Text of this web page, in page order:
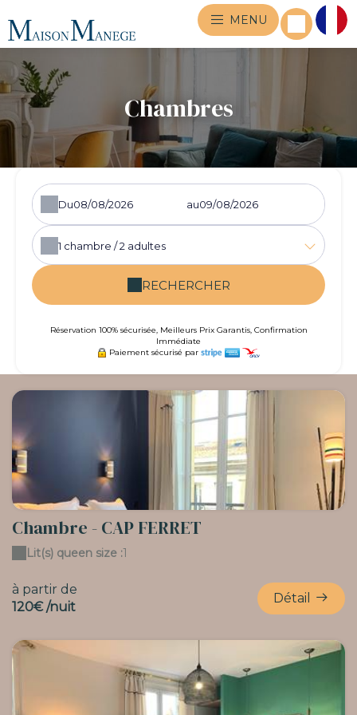
MENU
Chambres
Du au
1 chambre /2 adultes
RECHERCHER
Réservation 100% sécurisée, Meilleurs Prix Garantis, Confirmation
Immédiate
Paiement sécurisé par
Chambre - CAP FERRET
à partir de
120€ /nuit
Détail
Lit(s) queen size :1